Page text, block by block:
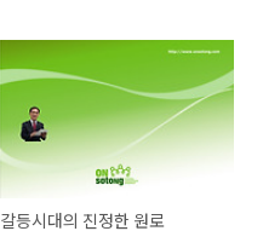
갈등시대의 진정한 원로